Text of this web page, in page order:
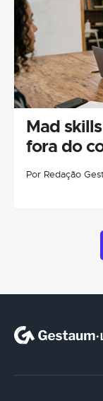
Mad
fora do
Por Redação